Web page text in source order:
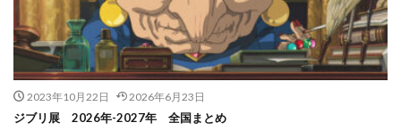
2023年10月22日 2026年6月23日
ジブリ展 2026年-2027年 全国まとめ